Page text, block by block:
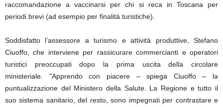
raccomandazione a vaccinarsi per chi si reca in Toscana per
periodi brevi (ad esempio per finalità turistiche).
Soddisfatto l’assessore a turismo e attività produttive, Stefano
Ciuoffo, che interviene per rassicurare commercianti e operatori
turistici preoccupati dopo la prima uscita della circolare
ministeriale. "Apprendo con piacere – spiega Ciuoffo – la
puntualizzazione del Ministero della Salute. La Regione e tutto il
suo sistema sanitario, del resto, sono impegnati per contrastare e